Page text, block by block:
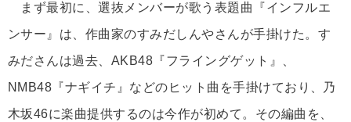
まず最初に、選抜メンバーが歌う表題曲『インフルエ
ンサー』は、作曲家のすみだしんやさんが手掛けた。す
みださんは過去、AKB48『フライングゲット』、
NMB48『ナギイチ』などのヒット曲を手掛けており、乃
木坂46に楽曲提供するのは今作が初めて。その編曲を、